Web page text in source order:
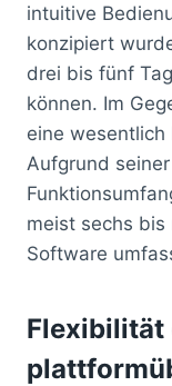
intuitive
konzipiert
drei bis fünf
können. Im
eine wesentlich
Aufgrund
meist sechs
Software
Flexibilität